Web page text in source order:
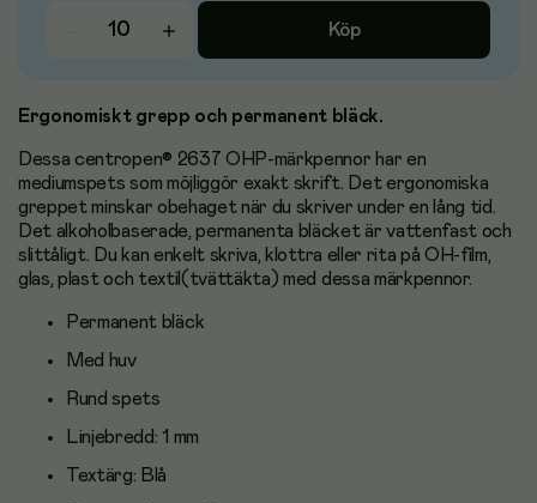
Köp
Ergonomiskt grepp och permanent bläck.
Dessa centropen® 2637 OHP-märkpennor har en
mediumspets som möjliggör exakt skrift. Det ergonomiska
greppet minskar obehaget när du skriver under en lång tid.
Det alkoholbaserade, permanenta bläcket är vattenfast och
slittåligt. Du kan enkelt skriva, klottra eller rita på OH-film,
glas, plast och textil(tvättäkta) med dessa märkpennor.
Permanent bläck
Med huv
Rund spets
Linjebredd: 1 mm
Textärg: Blå